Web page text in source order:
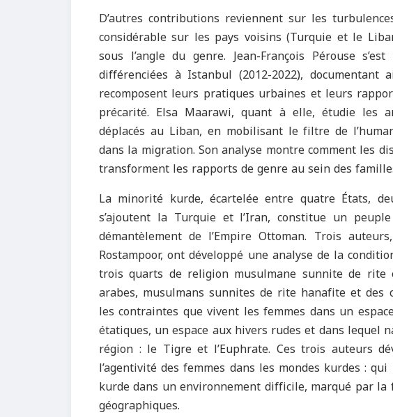
D’autres contributions reviennent sur les
considérable sur les pays voisins (Turquie et le
sous l’angle du genre. Jean-François Pérouse
différenciées à Istanbul (2012-2022),
recomposent leurs pratiques urbaines et leurs
précarité. Elsa Maarawi, quant à elle, étudie les
déplacés au Liban, en mobilisant le filtre de
dans la migration. Son analyse montre comment les
transforment les rapports de genre au sein des
La minorité kurde, écartelée entre quatre États,
s’ajoutent la Turquie et l’Iran, constitue un
démantèlement de l’Empire Ottoman. Trois
Rostampoor, ont développé une analyse de la
trois quarts de religion musulmane sunnite de
arabes, musulmans sunnites de rite hanafite et des
les contraintes que vivent les femmes dans un
étatiques, un espace aux hivers rudes et dans lequel
région : le Tigre et l’Euphrate. Ces trois auteurs
l’agentivité des femmes dans les mondes kurdes :
kurde dans un environnement difficile, marqué par
géographiques.